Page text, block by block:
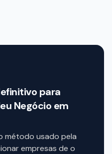
para
Negócio em
método usado pela
empresas de o